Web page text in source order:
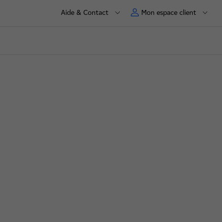
Aide & Contact Mon espace client